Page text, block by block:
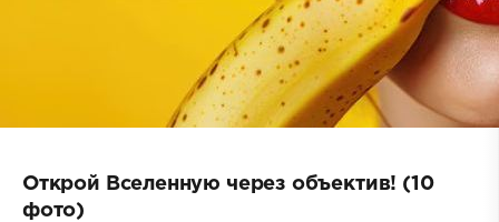
Открой Вселенную через объектив! (10
фото)